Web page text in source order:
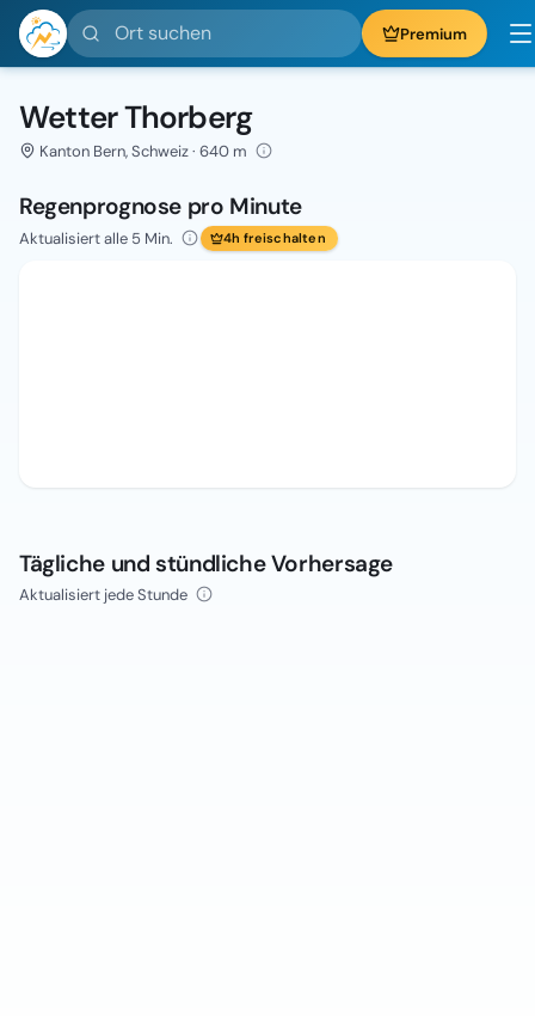
Ort suchen Premium
Wetter Thorberg
Kanton Bern, Schweiz · 640 m
Regenprognose pro Minute
Aktualisiert alle 5 Min. 4h freischalten
Tägliche und stündliche Vorhersage
Aktualisiert jede Stunde